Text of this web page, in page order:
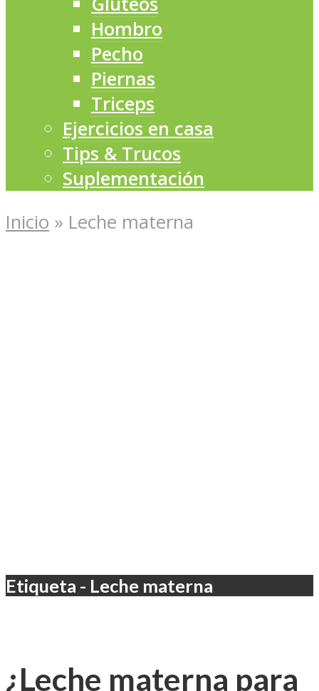
Hombro
Pecho
Piernas
Triceps
Ejercicios en casa
Tips & Trucos
Suplementación
Inicio » Leche materna
Etiqueta - Leche materna
¿Leche materna para